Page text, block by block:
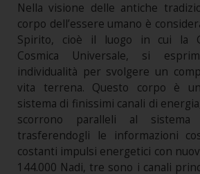
Nella visione delle antiche
corpo dell’essere umano è
Spirito, cioè il luogo in cui la
Cosmica Universale, si
individualità per svolgere un
vita terrena. Questo corpo è
sistema di finissimi canali di
scorrono paralleli al sistema
trasferendogli le informazioni
costanti impulsi energetici con
144.000 Nadi, tre sono i canali